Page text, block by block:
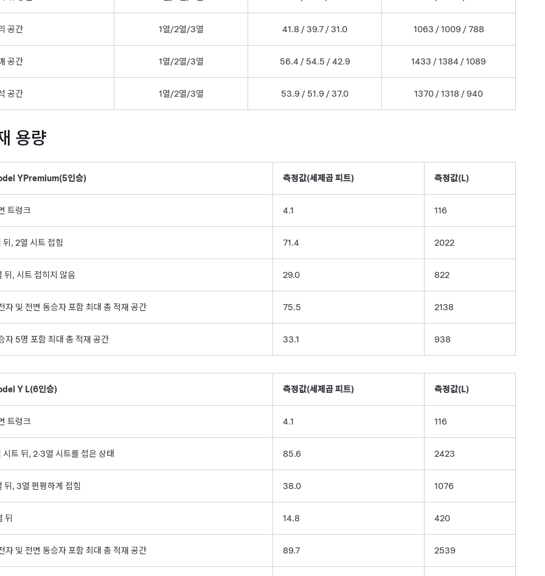
공간 1열/2열/3열 41.8 / 39.7 / 31.0 1063 / 1009 / 788
공간 1열/2열/3열 56.4 / 54.5 / 42.9 1433 / 1384 / 1089
공간 1열/2열/3열 53.9 / 51.9 / 37.0 1370 / 1318 / 940
용량
YPremium(5인승) 측정값(세제곱 피트) 측정값(L)
트렁크 4.1 116
뒤, 2열 시트 접힘 71.4 2022
뒤, 시트 접히지 않음 29.0 822
자 및 전면 동승자 포함 최대 총 적재 공간 75.5 2138
자 5명 포함 최대 총 적재 공간 33.1 938
Y L(6인승) 측정값(세제곱 피트) 측정값(L)
트렁크 4.1 116
시트 뒤, 2·3열 시트를 접은 상태 85.6 2423
뒤, 3열 편평하게 접힘 38.0 1076
뒤 14.8 420
자 및 전면 동승자 포함 최대 총 적재 공간 89.7 2539